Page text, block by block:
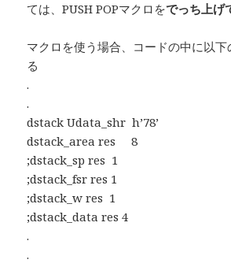
ては、PUSH POPマクロをでっち上げ
マクロを使う場合、コードの中に以
る
.
.
dstack Udata_shr h’78’
dstack_area res 8
;dstack_sp res 1
;dstack_fsr res 1
;dstack_w res 1
;dstack_data res 4
.
.